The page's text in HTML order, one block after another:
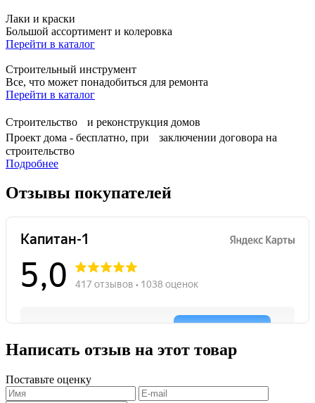
Лаки и краски
Большой ассортимент и колеровка
Перейти в каталог
Строительный инструмент
Все, что может понадобиться для ремонта
Перейти в каталог
Строительство и реконструкция домов
Проект дома - бесплатно, при заключении договора на
строительство
Подробнее
Отзывы покупателей
Написать отзыв на этот товар
Поставьте оценку